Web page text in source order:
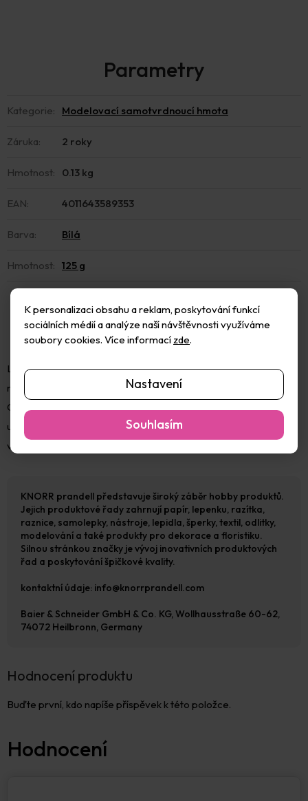
K personalizaci obsahu a reklam, poskytování funkcí
sociálních médií a analýze naší návštěvnosti využíváme
soubory cookies. Více informací zde.
Nastavení
Souhlasím
Lehká na vzduchu tvrdnoucí modelovací hmota, která přilne
například na sklo, keraminku, dřevo, polystyren, plasty apod.
Odeberte požadované množství a zbytek ihned vzduchotěsně
utěsněte. Modelovací hmotu prohněte suchýma rukama a
vytvarujte. K vyhlazení p
Kategorie: Modelovací samotvrdnoucí hmota
Záruka: 2 roky
Hmotnost: 0.13 kg
EAN: 4011643589353
Barva: Bílá
Hmotnost: 125 g
Hodnocení produktu
Buďte první, kdo napíše příspěvek k této položce.
KNORR prandell představuje široký záběr hobby produktů.
Jejich produktové řady zahrnují papír, lepenku, razítka,
raznice, samolepky, nástroje, lepidla, šperky, textil, odlitky,
modelování a také produkty pro dekorace a floristiku.
Silnou stránkou značky je vývoj inovativních produktových
řad a poskytování špičkové kvality.
kontaktní údaje: info@knorrprandell.com
Baier & Schneider GmbH & Co. KG, Wollhausstraße 60-62,
74072 Heilbronn, Germany